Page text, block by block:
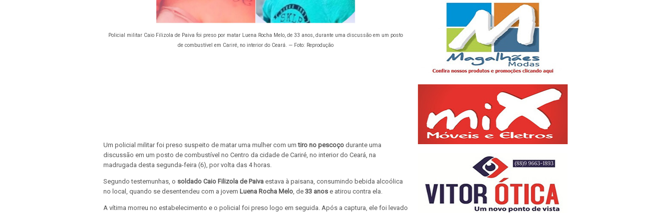
Policial militar Caio Filizola de Paiva foi preso por matar Luena Rocha Melo, de 33 anos, durante uma discussão em um posto
de combustível em Cariré, no interior do Ceará. — Foto: Reprodução
Um policial militar foi preso suspeito de matar uma mulher com um tiro no pescoço durante uma
discussão em um posto de combustível no Centro da cidade de Cariré, no interior do Ceará, na
madrugada desta segunda-feira (6), por volta das 4 horas.
Segundo testemunhas, o soldado Caio Filizola de Paiva estava à paisana, consumindo bebida alcoólica
no local, quando se desentendeu com a jovem Luena Rocha Melo , de 33 anos e atirou contra ela.
A vítima morreu no estabelecimento e o policial foi preso logo em seguida. Após a captura, ele foi levado